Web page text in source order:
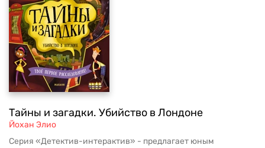
Тайны и загадки. Убийство в Лондоне
Йохан Элио
Серия «Детектив-интерактив» - предлагает юным